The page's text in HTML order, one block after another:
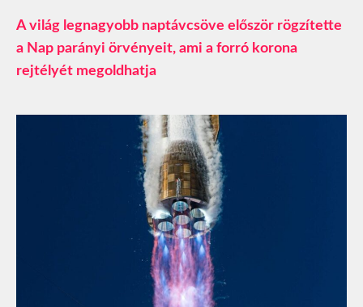
A világ legnagyobb naptávcsöve először rögzítette
a Nap parányi örvényeit, ami a forró korona
rejtélyét megoldhatja